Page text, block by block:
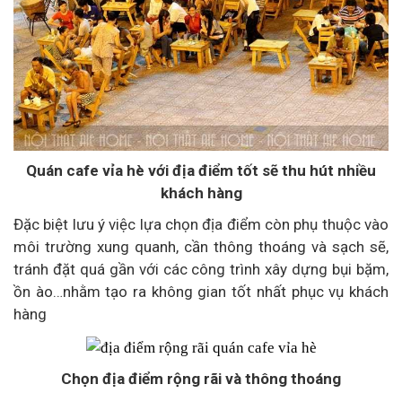
Quán cafe vỉa hè với địa điểm tốt sẽ thu hút nhiều
khách hàng
Đặc biệt lưu ý việc lựa chọn địa điểm còn phụ thuộc vào
môi trường xung quanh, cần thông thoáng và sạch sẽ,
tránh đặt quá gần với các công trình xây dựng bụi bặm,
ồn ào…nhằm tạo ra không gian tốt nhất phục vụ khách
hàng
Chọn địa điểm rộng rãi và thông thoáng